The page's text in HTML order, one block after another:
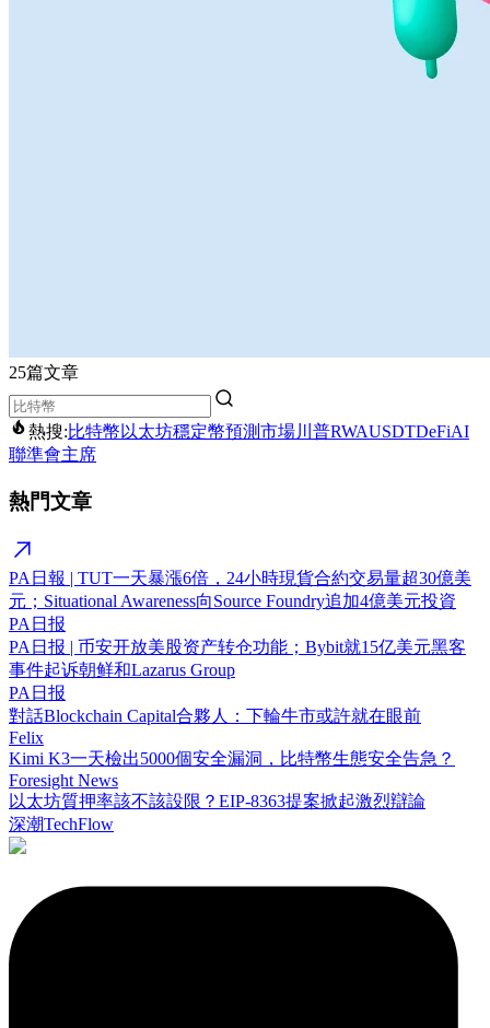
25篇文章
熱搜:比特幣 以太坊穩定幣預測市場川普RWAUSDTDeFiAI
聯準會主席
熱門文章
PA日報 | TUT一天暴漲6倍，24小時現貨合約交易量超30億美
元；Situational Awareness向Source Foundry追加4億美元投資
PA日报
PA日报 | 币安开放美股资产转仓功能；Bybit就15亿美元黑客
事件起诉朝鲜和Lazarus Group
PA日报
對話Blockchain Capital合夥人：下輪牛市或許就在眼前
Felix
Kimi K3一天檢出5000個安全漏洞，比特幣生態安全告急？
Foresight News
以太坊質押率該不該設限？EIP-8363提案掀起激烈辯論
深潮TechFlow